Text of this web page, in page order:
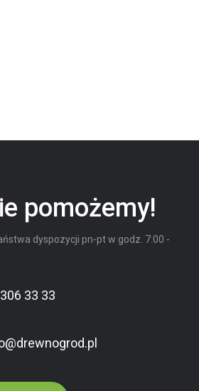
pomożemy!
dyspozycji pn-pt w godz. 7:00 -
33 33